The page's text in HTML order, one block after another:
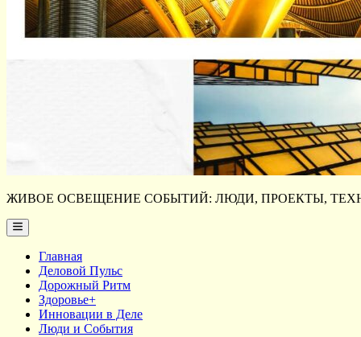
ЖИВОЕ ОСВЕЩЕНИЕ СОБЫТИЙ: ЛЮДИ, ПРОЕКТЫ,
Main
Menu
Главная
Деловой Пульс
Дорожный Ритм
Здоровье+
Инновации в Деле
Люди и События